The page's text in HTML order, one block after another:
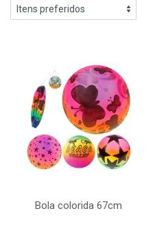
Bola colorida 67cm